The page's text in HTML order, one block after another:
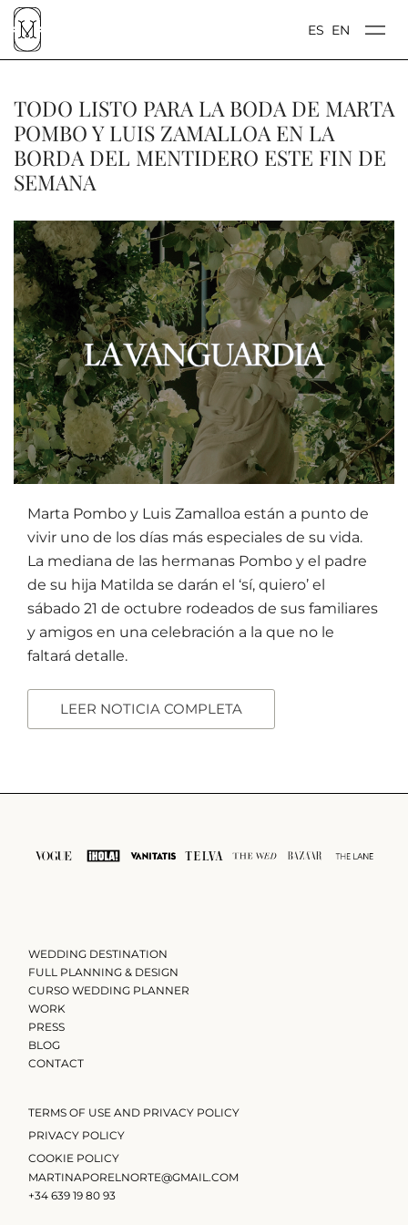
ES EN
TODO LISTO PARA LA BODA DE MARTA
POMBO Y LUIS ZAMALLOA EN LA
BORDA DEL MENTIDERO ESTE FIN DE
SEMANA
Marta Pombo y Luis Zamalloa están a punto de
vivir uno de los días más especiales de su vida.
La mediana de las hermanas Pombo y el padre
de su hija Matilda se darán el ‘sí, quiero’ el
sábado 21 de octubre rodeados de sus familiares
y amigos en una celebración a la que no le
faltará detalle.
LEER NOTICIA COMPLETA
WEDDING DESTINATION
FULL PLANNING & DESIGN
CURSO WEDDING PLANNER
WORK
PRESS
BLOG
CONTACT
TERMS OF USE AND PRIVACY POLICY
PRIVACY POLICY
COOKIE POLICY
MARTINAPORELNORTE@GMAIL.COM
+34 639 19 80 93